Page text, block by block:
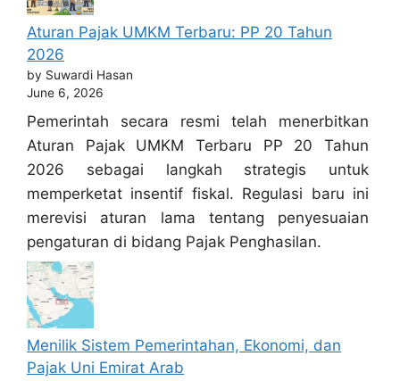
Aturan Pajak UMKM Terbaru: PP 20 Tahun
2026
by Suwardi Hasan
June 6, 2026
Pemerintah secara resmi telah menerbitkan
Aturan Pajak UMKM Terbaru PP 20 Tahun
2026 sebagai langkah strategis untuk
memperketat insentif fiskal. Regulasi baru ini
merevisi aturan lama tentang penyesuaian
pengaturan di bidang Pajak Penghasilan.
Menilik Sistem Pemerintahan, Ekonomi, dan
Pajak Uni Emirat Arab